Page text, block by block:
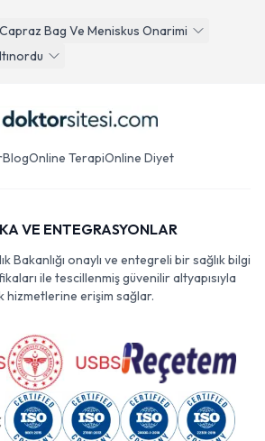
Bag Ve Meniskus Onarimi
BlogOnline TerapiOnline Diyet
VE ENTEGRASYONLAR
Bakanlığı onaylı ve entegreli bir sağlık bilgi
ile tescillenmiş güvenilir altyapısıyla
hizmetlerine erişim sağlar.